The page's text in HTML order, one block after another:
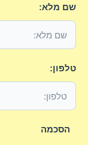
שם מלא:
טלפון:
הסכמה